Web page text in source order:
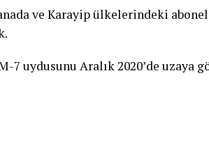
ve Karayip ülkelerindeki
7 uydusunu Aralık 2020’de uzaya